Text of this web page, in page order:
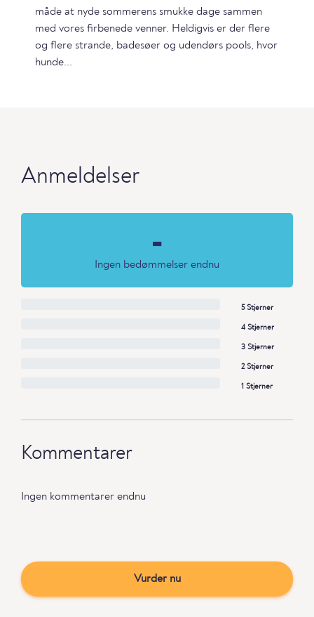
måde at nyde sommerens smukke dage sammen
med vores firbenede venner. Heldigvis er der flere
og flere strande, badesøer og udendørs pools, hvor
hunde...
Anmeldelser
-
Ingen bedømmelser endnu
5 Stjerner
4 Stjerner
3 Stjerner
2 Stjerner
1 Stjerner
Kommentarer
Ingen kommentarer endnu
Vurder nu